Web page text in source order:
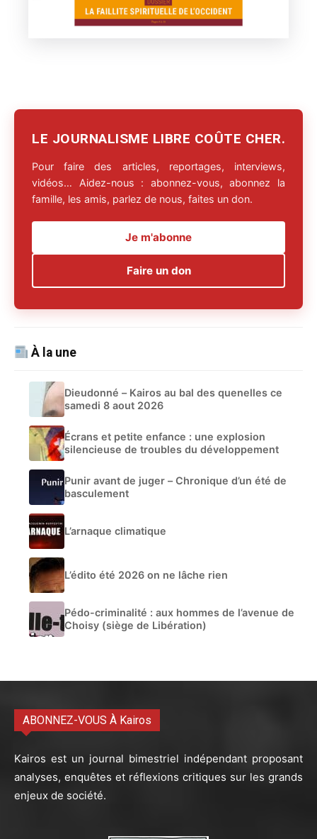
LE JOURNALISME LIBRE COÛTE CHER.
Pour faire des articles, reportages, interviews,
vidéos… Aidez-nous : abonnez-vous, abonnez la
famille, les amis, parlez de nous, faites un don.
Je m'abonne
Faire un don
À la une
Dieudonné – Kairos au bal des quenelles ce
samedi 8 aout 2026
Écrans et petite enfance : une explosion
silencieuse de troubles du développement
Punir avant de juger – Chronique d’un été de
basculement
L’arnaque climatique
L’édito été 2026 on ne lâche rien
Pédo-criminalité : aux hommes de l’avenue de
Choisy (siège de Libération)
ABONNEZ-VOUS À Kairos
Kairos est un journal bimestriel indépendant proposant
analyses, enquêtes et réflexions critiques sur les grands
enjeux de société.